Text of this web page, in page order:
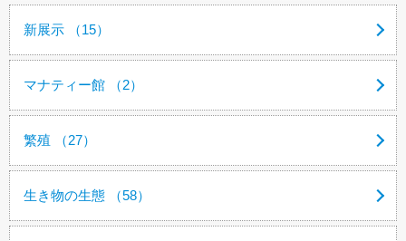
新展示 （15）
マナティー館 （2）
繁殖 （27）
生き物の生態 （58）